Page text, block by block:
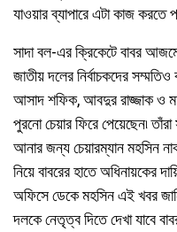
যাওয়ার ব্যাপারে এটা কাজ করতে
সাদা বল-এর ক্রিকেটে বাবর
জাতীয় দলের নির্বাচকদের সম্মতিও
আসাদ শফিক, আবদুর রাজ্জাক ও
পুরনো চেয়ার ফিরে পেয়েছেন৷
আনার জন্য চেয়ারম্যান মহসিন
নিয়ে বাবরের হাতে অধিনায়কের
অফিসে ডেকে মহসিন এই খবর
দলকে নেতৃত্ব দিতে দেখা যাবে